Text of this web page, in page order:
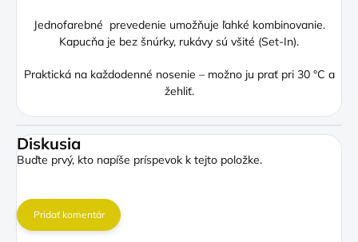
Jednofarebné prevedenie umožňuje ľahké kombinovanie.
Kapucňa je bez šnúrky, rukávy sú všité (Set-In).
Praktická na každodenné nosenie – možno ju prať pri 30 °C a
žehliť.
Diskusia
Buďte prvý, kto napíše príspevok k tejto položke.
Pridať komentár